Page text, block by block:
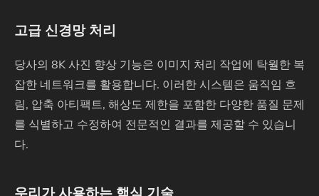
고급 신경망 처리
당사의 8K 사진 향상 기능은 이미지 처리 작업에 탁월한 복
잡한 네트워크를 활용합니다. 이러한 시스템은 움직임 흐
림, 압축 아티팩트, 해상도 제한을 포함한 다양한 품질 문제
를 식별하고 수정하여 전문적인 결과를 제공할 수 있습니
다.
우리가 사용하는 핵심 기술